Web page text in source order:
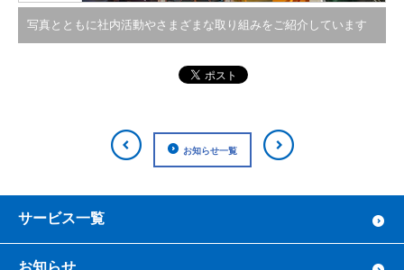
写真とともに社内活動やさまざまな取り組みをご紹介しています
お知らせ一覧
サービス一覧
お知らせ